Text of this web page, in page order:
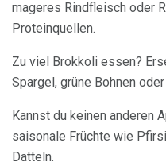
mageres Rindfleisch oder
Proteinquellen.
Zu viel Brokkoli essen?
Spargel, grüne Bohnen
Kannst du keinen anderen
saisonale Früchte wie
Datteln.